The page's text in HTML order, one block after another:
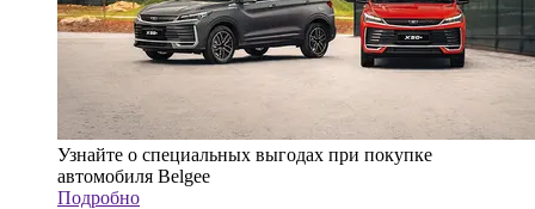
Узнайте о специальных выгодах при покупке
автомобиля Belgee
Подробно